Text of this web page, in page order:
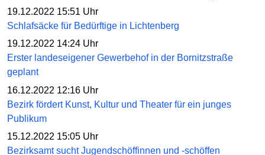
19.12.2022 15:51 Uhr
Schlafsäcke für Bedürftige in Lichtenberg
19.12.2022 14:24 Uhr
Erster landeseigener Gewerbehof in der Bornitzstraße
geplant
16.12.2022 12:16 Uhr
Bezirk fördert Kunst, Kultur und Theater für ein junges
Publikum
15.12.2022 15:05 Uhr
Bezirksamt sucht Jugendschöffinnen und -schöffen